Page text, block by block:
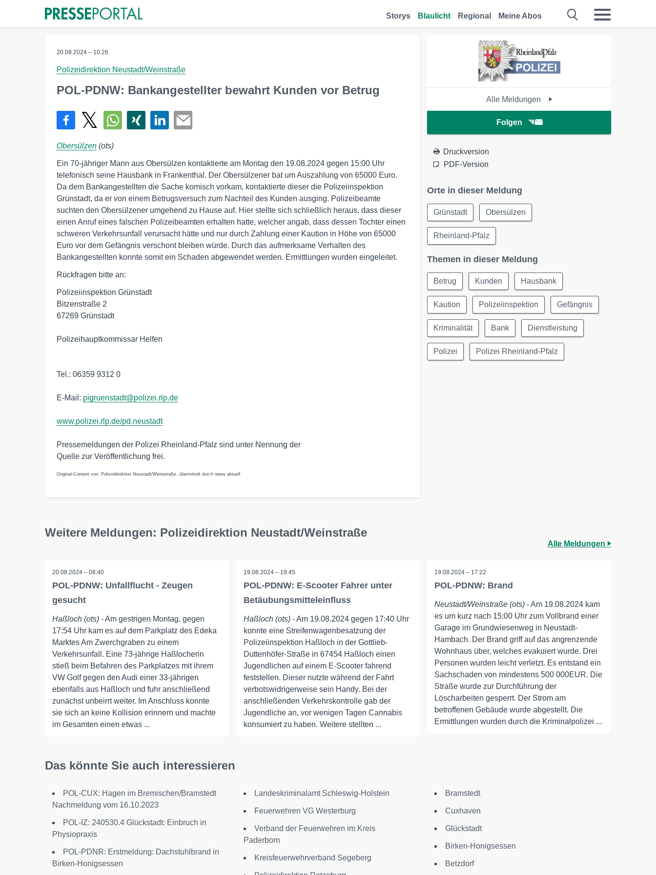
Storys Blaulicht Regional Meine Abos
20.08.2024 – 10:26
Polizeidirektion Neustadt/Weinstraße
POL-PDNW: Bankangestellter bewahrt Kunden vor Betrug
Obersülzen (ots)
Ein 70-jähriger Mann aus Obersülzen kontaktierte am Montag den 19.08.2024 gegen 15:00 Uhr
telefonisch seine Hausbank in Frankenthal. Der Obersülzener bat um Auszahlung von 65000 Euro.
Da dem Bankangestellten die Sache komisch vorkam, kontaktierte dieser die Polizeiinspektion
Grünstadt, da er von einem Betrugsversuch zum Nachteil des Kunden ausging. Polizeibeamte
suchten den Obersülzener umgehend zu Hause auf. Hier stellte sich schließlich heraus, dass dieser
einen Anruf eines falschen Polizeibeamten erhalten hatte, welcher angab, dass dessen Tochter einen
schweren Verkehrsunfall verursacht hätte und nur durch Zahlung einer Kaution in Höhe von 65000
Euro vor dem Gefängnis verschont bleiben würde. Durch das aufmerksame Verhalten des
Bankangestellten konnte somit ein Schaden abgewendet werden. Ermittlungen wurden eingeleitet.
Rückfragen bitte an:
Polizeiinspektion Grünstadt
Bitzenstraße 2
67269 Grünstadt
Polizeihauptkommissar Helfen
Tel.: 06359 9312 0
E-Mail: pigruenstadt@polizei.rlp.de
www.polizei.rlp.de/pd.neustadt
Pressemeldungen der Polizei Rheinland-Pfalz sind unter Nennung der
Quelle zur Veröffentlichung frei.
Original-Content von: Polizeidirektion Neustadt/Weinstraße, übermittelt durch news aktuell
Alle Meldungen
Folgen
Druckversion
PDF-Version
Orte in dieser Meldung
Grünstadt Obersülzen
Rheinland-Pfalz
Themen in dieser Meldung
Betrug Kunden Hausbank
Kaution Polizeiinspektion Gefängnis
Kriminalität Bank Dienstleistung
Polizei Polizei Rheinland-Pfalz
Weitere Meldungen: Polizeidirektion Neustadt/Weinstraße
Alle Meldungen
20.08.2024 – 08:40
POL-PDNW: Unfallflucht - Zeugen
gesucht
Haßloch (ots) - Am gestrigen Montag, gegen
17:54 Uhr kam es auf dem Parkplatz des Edeka
Marktes Am Zwerchgraben zu einem
Verkehrsunfall. Eine 73-jährige Haßlocherin
stieß beim Befahren des Parkplatzes mit ihrem
VW Golf gegen den Audi einer 33-jährigen
ebenfalls aus Haßloch und fuhr anschließend
zunächst unbeirrt weiter. Im Anschluss konnte
sie sich an keine Kollision erinnern und machte
im Gesamten einen etwas ...
19.08.2024 – 19:45
POL-PDNW: E-Scooter Fahrer unter
Betäubungsmitteleinfluss
Haßloch (ots)- Am 19.08.2024 gegen 17:40 Uhr
konnte eine Streifenwagenbesatzung der
Polizeiinspektion Haßloch in der Gottlieb-
Duttenhöfer-Straße in 67454 Haßloch einen
Jugendlichen auf einem E-Scooter fahrend
feststellen. Dieser nutzte während der Fahrt
verbotswidrigerweise sein Handy. Bei der
anschließenden Verkehrskontrolle gab der
Jugendliche an, vor wenigen Tagen Cannabis
konsumiert zu haben. Weitere stellten ...
19.08.2024 – 17:22
POL-PDNW: Brand
Neustadt/Weinstraße (ots) - Am 19.08.2024 kam
es um kurz nach 15:00 Uhr zum Vollbrand einer
Garage im Grundwiesenweg in Neustadt-
Hambach. Der Brand griff auf das angrenzende
Wohnhaus über, welches evakuiert wurde. Drei
Personen wurden leicht verletzt. Es entstand ein
Sachschaden von mindestens 500 000EUR. Die
Straße wurde zur Durchführung der
Löscharbeiten gesperrt. Der Strom am
betroffenen Gebäude wurde abgestellt. Die
Ermittlungen wurden durch die Kriminalpolizei ...
Das könnte Sie auch interessieren
POL-CUX: Hagen im Bremischen/Bramstedt
Nachmeldung vom 16.10.2023
POL-IZ: 240530.4 Glückstadt: Einbruch in
Physiopraxis
POL-PDNR: Erstmeldung: Dachstuhlbrand in
Birken-Honigsessen
Landeskriminalamt Schleswig-Holstein
Feuerwehren VG Westerburg
Verband der Feuerwehren im Kreis
Paderborn
Kreisfeuerwehrverband Segeberg
Bramstedt
Cuxhaven
Glückstadt
Birken-Honigsessen
Betzdorf